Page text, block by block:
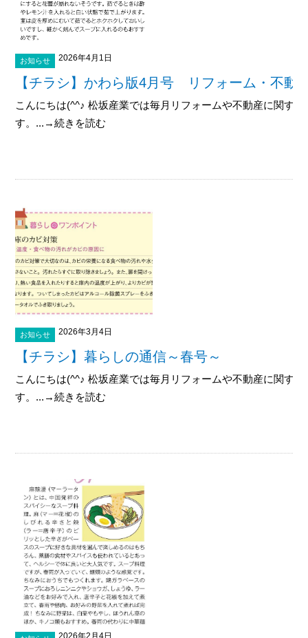
お知らせ 2026年4月1日
【チラシ】かわら版4月号 リフォーム・不動
こんにちは(^^♪ 松坂産業では毎月リフォームや不動産に関す
す。...→続きを読む
お知らせ 2026年3月4日
【チラシ】暮らしの通信～春号～
こんにちは(^^♪ 松坂産業では毎月リフォームや不動産に関す
す。...→続きを読む